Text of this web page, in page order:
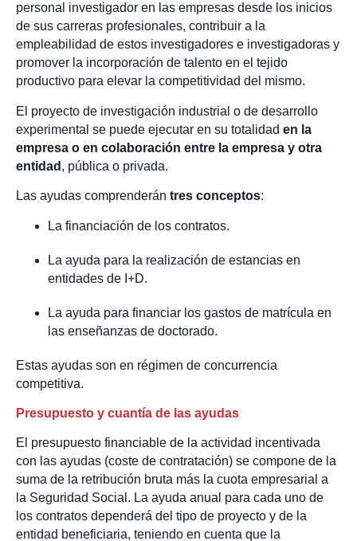
personal investigador en las empresas desde los inicios
de sus carreras profesionales, contribuir a la
empleabilidad de estos investigadores e investigadoras y
promover la incorporación de talento en el tejido
productivo para elevar la competitividad del mismo.
El proyecto de investigación industrial o de desarrollo
experimental se puede ejecutar en su totalidad en la
empresa o en colaboración entre la empresa y otra
entidad , pública o privada.
Las ayudas comprenderán tres conceptos:
La financiación de los contratos.
La ayuda para la realización de estancias en
entidades de I+D.
La ayuda para financiar los gastos de matrícula en
las enseñanzas de doctorado.
Estas ayudas son en régimen de concurrencia
competitiva.
Presupuesto y cuantía de las ayudas
El presupuesto financiable de la actividad incentivada
con las ayudas (coste de contratación) se compone de la
suma de la retribución bruta más la cuota empresarial a
la Seguridad Social. La ayuda anual para cada uno de
los contratos dependerá del tipo de proyecto y de la
entidad beneficiaria, teniendo en cuenta que la